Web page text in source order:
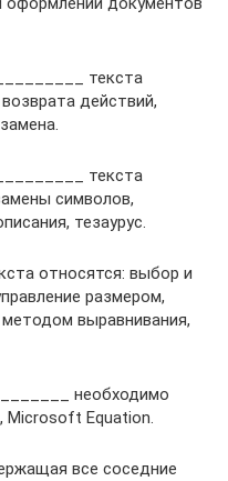
текста
действий,
текста
символов,
тезаурус.
относятся: выбор и
размером,
выравнивания,
необходимо
Microsoft Equation.
все соседние